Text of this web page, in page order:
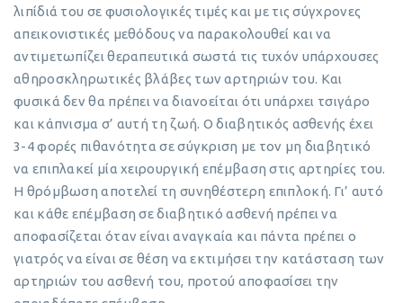
λιπίδιά του σε φυσιολογικές τιμές και με τις σύγχρονες
απεικονιστικές μεθόδους να παρακολουθεί και να
αντιμετωπίζει θεραπευτικά σωστά τις τυχόν υπάρχουσες
αθηροσκληρωτικές βλάβες των αρτηριών του. Και
φυσικά δεν θα πρέπει να διανοείται ότι υπάρχει τσιγάρο
και κάπνισμα σ’ αυτή τη ζωή. Ο διαβητικός ασθενής έχει
3-4 φορές πιθανότητα σε σύγκριση με τον μη διαβητικό
να επιπλακεί μία χειρουργική επέμβαση στις αρτηρίες του.
Η θρόμβωση αποτελεί τη συνηθέστερη επιπλοκή. Γι’ αυτό
και κάθε επέμβαση σε διαβητικό ασθενή πρέπει να
αποφασίζεται όταν είναι αναγκαία και πάντα πρέπει ο
γιατρός να είναι σε θέση να εκτιμήσει την κατάσταση των
αρτηριών του ασθενή του, προτού αποφασίσει την